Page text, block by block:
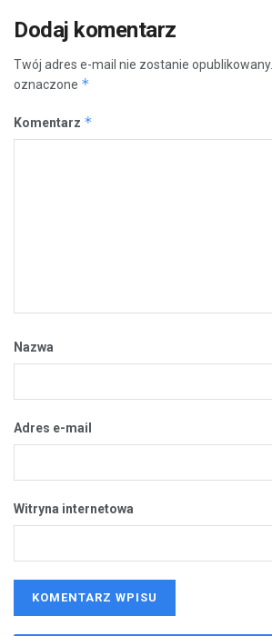
Dodaj komentarz
Twój adres e-mail nie zostanie opublikowany.
oznaczone *
Komentarz *
Nazwa
Adres e-mail
Witryna internetowa